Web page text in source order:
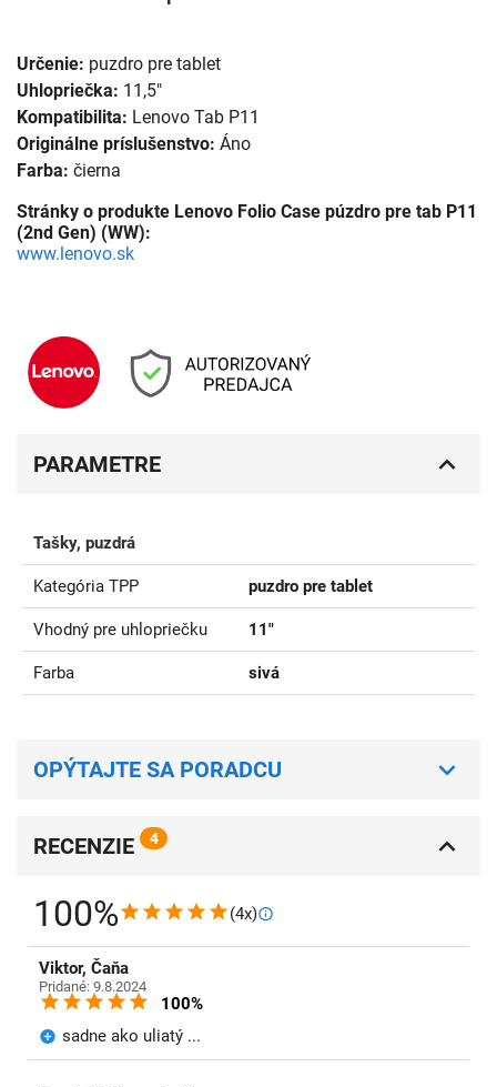
Určenie: puzdro pre tablet
Uhlopriečka: 11,5"
Kompatibilita: Lenovo Tab P11
Originálne príslušenstvo: Áno
Farba: čierna
Stránky o produkte Lenovo Folio Case púzdro pre tab P11
(2nd Gen) (WW):
www.lenovo.sk
PARAMETRE
Tašky, puzdrá
Kategória TPP puzdro pre tablet
Vhodný pre uhlopriečku 11"
Farba sivá
OPÝTAJTE SA PORADCU
RECENZIE 4
100% (4x)
Viktor, Čaňa
Pridané: 9.8.2024
100%
sadne ako uliatý ...